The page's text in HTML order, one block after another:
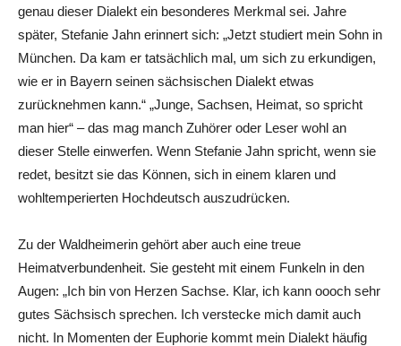
genau dieser Dialekt ein besonderes Merkmal sei. Jahre
später, Stefanie Jahn erinnert sich: „Jetzt studiert mein Sohn in
München. Da kam er tatsächlich mal, um sich zu erkundigen,
wie er in Bayern seinen sächsischen Dialekt etwas
zurücknehmen kann.“ „Junge, Sachsen, Heimat, so spricht
man hier“ – das mag manch Zuhörer oder Leser wohl an
dieser Stelle einwerfen. Wenn Stefanie Jahn spricht, wenn sie
redet, besitzt sie das Können, sich in einem klaren und
wohltemperierten Hochdeutsch auszudrücken.
Zu der Waldheimerin gehört aber auch eine treue
Heimatverbundenheit. Sie gesteht mit einem Funkeln in den
Augen: „Ich bin von Herzen Sachse. Klar, ich kann oooch sehr
gutes Sächsisch sprechen. Ich verstecke mich damit auch
nicht. In Momenten der Euphorie kommt mein Dialekt häufig